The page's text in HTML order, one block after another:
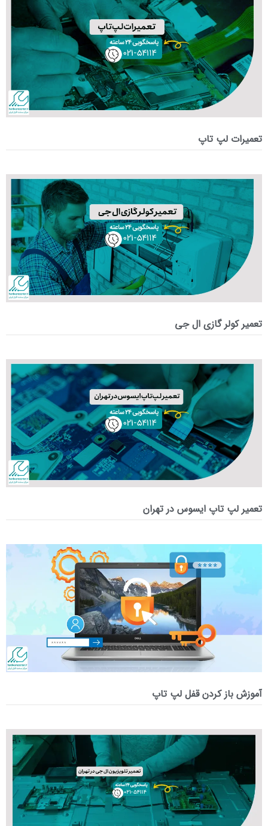
تعمیرات لپ تاپ
تعمیر کولر گازی ال جی
تعمیر لپ‌ تاپ ایسوس در تهران
آموزش باز کردن قفل لپ تاپ